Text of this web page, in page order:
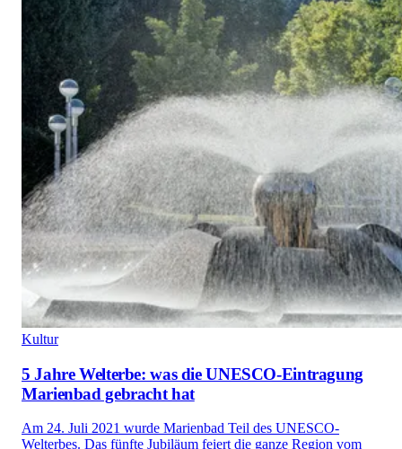
Kultur
5 Jahre Welterbe: was die UNESCO-Eintragung
Marienbad gebracht hat
Am 24. Juli 2021 wurde Marienbad Teil des UNESCO-
Welterbes. Das fünfte Jubiläum feiert die ganze Region vom